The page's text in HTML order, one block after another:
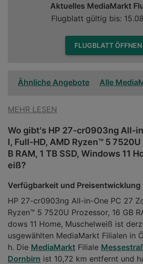
Aktuelles MediaMarkt
Flugblatt gültig bis:
FLUGBLATT ÖFFNEN
Ähnliche Angebote Alle
MEHR LESEN
Wo gibt's HP 27-cr0903ng All-
l, Full-HD, AMD Ryzen™ 5
B RAM, 1 TB SSD, Windows 11
eiß?
Verfügbarkeit und Preisentwicklung
HP 27-cr0903ng All-in-One PC 27
Ryzen™ 5 7520U Prozessor, 16 GB
dows 11 Home, Muschelweiß ist
usgewählten MediaMarkt Filialen in
h. Die MediaMarkt Filiale
Dornbirn ist 10,72 km entfernt und